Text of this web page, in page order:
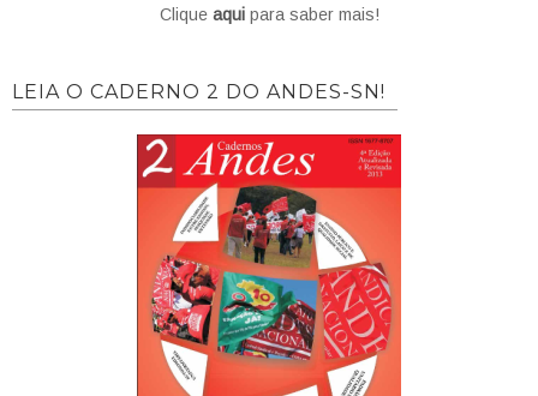
Clique aquipara saber mais!
LEIA O CADERNO 2 DO ANDES-SN!